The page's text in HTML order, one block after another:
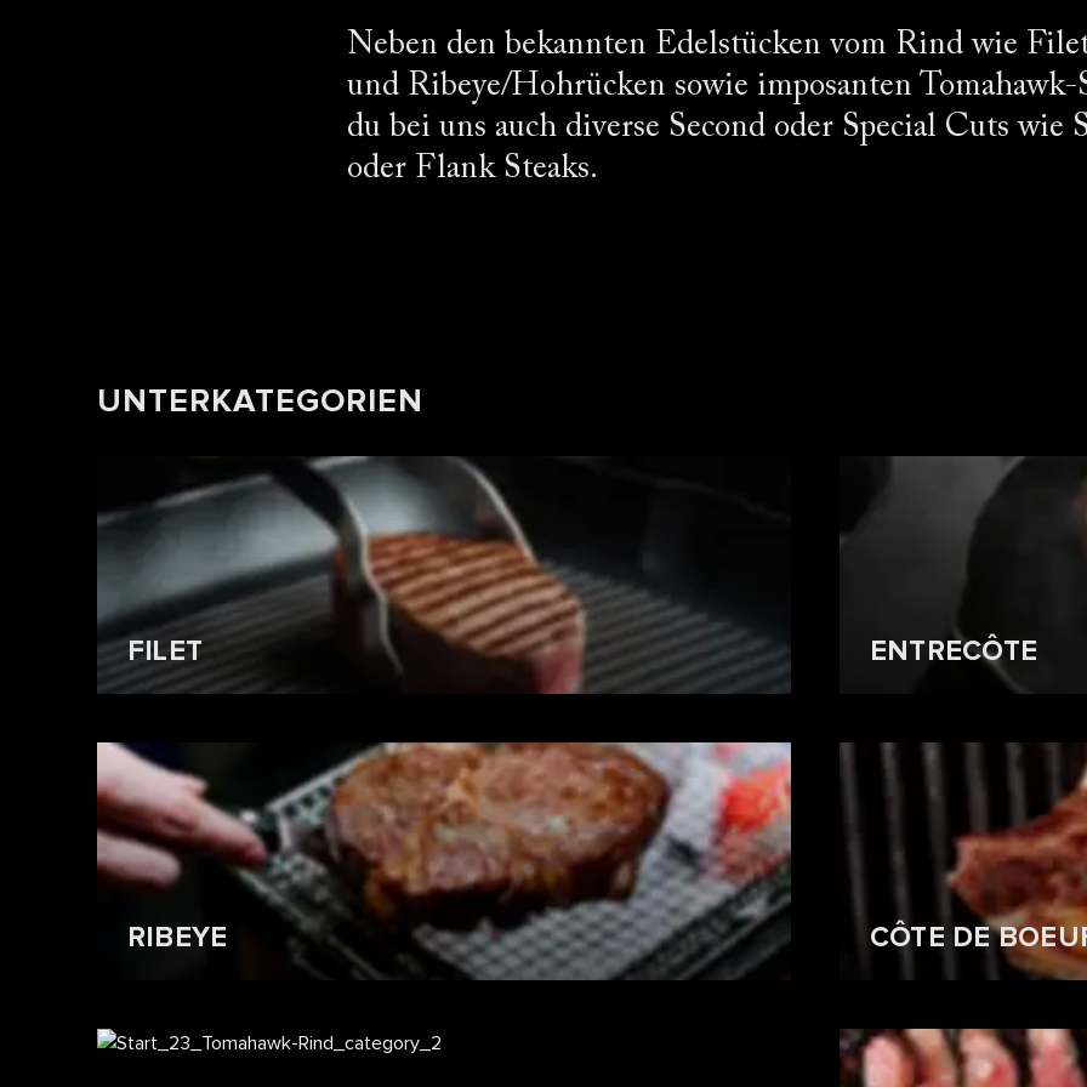
Neben den bekannten Edelstücken vom Rind wie
und Ribeye/Hohrücken sowie imposanten Tomahawk-
du bei uns auch diverse Second oder Special Cuts wie
oder Flank Steaks.
UNTERKATEGORIEN
FILET ENTRECÔTE
RIBEYE CÔTE DE